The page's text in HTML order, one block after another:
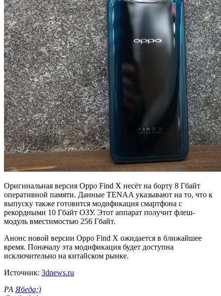
Оригинальная версия Oppo Find X несёт на борту 8 Гбайт
оперативной памяти. Данные TENAA указывают на то, что к
выпуску также готовится модификация смартфона с
рекордными 10 Гбайт ОЗУ. Этот аппарат получит флеш-
модуль вместимостью 256 Гбайт.
Анонс новой версии Oppo Find X ожидается в ближайшее
время. Поначалу эта модификация будет доступна
исключительно на китайском рынке.
Источник: 3dnews.ru
РА Ябеда;)